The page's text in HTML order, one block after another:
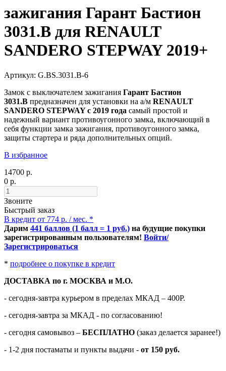
зажигания Гарант Бастион
3031.B для RENAULT
SANDERO STEPWAY 2019+
Артикул: G.BS.3031.B-6
Замок с выключателем зажигания Гарант Бастион
3031.B предназначен для установки на а/м RENAULT
SANDERO STEPWAY c 2019 года самый простой и
надежный вариант противоугонного замка, включающий в
себя функции замка зажигания, противоугонного замка,
защиты стартера и ряда дополнительных опций.
В избранное
14700 р.
0 р.
Звоните
Быстрый заказ
В кредит от 774 р. / мес. *
Дарим 441 баллов (1 балл = 1 руб.) на будущие покупки
зарегистрированным пользователям! Войти/
Зарегистрироваться
* подробнее о покупке в кредит
ДОСТАВКА по г. МОСКВА и М.О.
- сегодня-завтра курьером в пределах МКАД – 400Р.
- сегодня-завтра за МКАД - по согласованию!
- сегодня самовывоз – БЕСПЛАТНО (заказ делается заранее!)
- 1-2 дня постаматы и пункты выдачи - от 150 руб.